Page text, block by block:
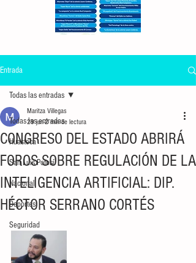
Entrada
Todas las entradas
Huasteca
San Luis Potosí
Nacional
Deportes
Seguridad
Todas las entradas
CONGRESO DEL ESTADO ABRIRÁ
FOROS SOBRE REGULACIÓN DE LA
INTELIGENCIA ARTIFICIAL: DIP.
HÉCTOR SERRANO CORTÉS
Maritza Villegas
29 jun2 min de lectura